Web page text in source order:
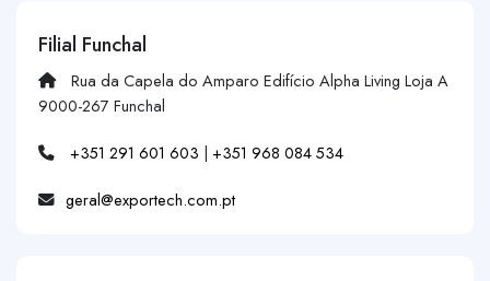
Filial Funchal
Rua da Capela do Amparo Edifício Alpha Living Loja A
9000-267 Funchal
+351 291 601 603 | +351 968 084 534
geral@exportech.com.pt